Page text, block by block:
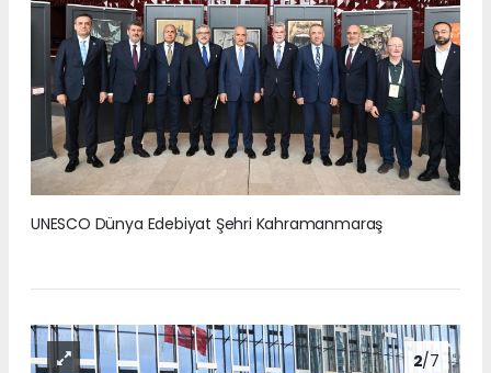
UNESCO Dünya Edebiyat Şehri Kahramanmaraş
2/7